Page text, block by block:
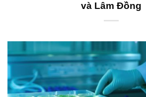
và Lâm Đồng